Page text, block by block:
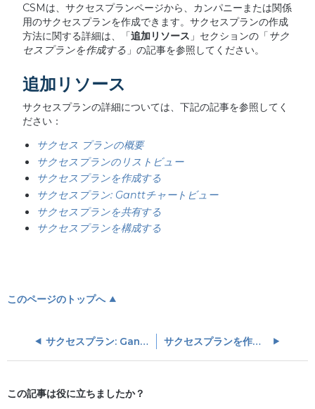
CSMは、サクセスプランページから、カンパニーまたは関係
用のサクセスプランを作成できます。サクセスプランの作成
方法に関する詳細は、「追加リソース 」セクションの「サク
セスプランを作成する 」の記事を参照してください。
追加リソース
サクセスプランの詳細については、下記の記事を参照してく
ださい：
サクセス プランの概要
サクセスプランのリストビュー
サクセスプランを作成する
サクセスプラン: Ganttチャートビュー
サクセスプランを共有する
サクセスプランを構成する
このページのトップへ
サクセスプラン: Ganttチャートビュー サクセスプランを作成する
この記事は役に立ちましたか？